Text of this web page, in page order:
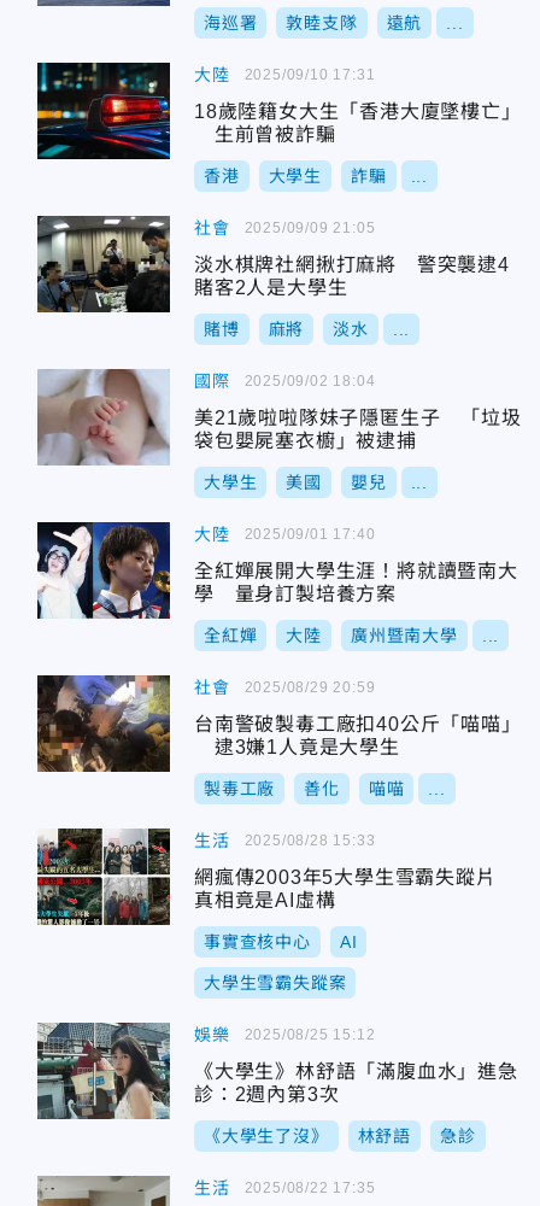
海巡署 敦睦支隊 遠航
大陸
18歲陸籍女大生「香港大廈墜樓亡」
生前曾被詐騙
香港 大學生 詐騙
2025/09/10 17:31
社會
淡水棋牌社網揪打麻將 警突襲逮4
賭客2人是大學生
賭博 麻將 淡水
2025/09/09 21:05
國際
美21歲啦啦隊妹子隱匿生子 「垃圾
袋包嬰屍塞衣櫥」被逮捕
大學生 美國 嬰兒
2025/09/02 18:04
大陸
全紅嬋展開大學生涯！將就讀暨南大
學 量身訂製培養方案
全紅嬋 大陸 廣州暨南大學
2025/09/01 17:40
社會
台南警破製毒工廠扣40公斤「喵喵」
逮3嫌1人竟是大學生
製毒工廠 善化 喵喵
2025/08/29 20:59
生活
網瘋傳2003年5大學生雪霸失蹤片
真相竟是AI虛構
事實查核中心 AI
大學生雪霸失蹤案
2025/08/28 15:33
娛樂
《大學生》林舒語「滿腹血水」進急
診：2週內第3次
《大學生了沒》 林舒語 急診
2025/08/25 15:12
生活 2025/08/22 17:35